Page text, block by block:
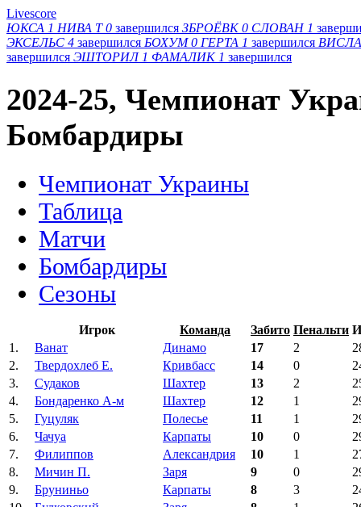
Livescore
ЮКСА 1 НИВА Т 0 завершился ЗБРОЁВК 0 СЛОВАН 1
ЭКСЕЛЬС 4 завершился БОХУМ 0 ГЕРТА 1 завершился
завершился ЭШТОРИЛ 1 ФАМАЛИК 1 завершился
2024-25, Чемпионат
Бомбардиры
Чемпионат Украины
Таблица
Матчи
Бомбардиры
Сезоны
Игрок Команда Забито Пенальти
1.
Ванат Динамо 17 2
2.
Твердохлеб Е. Кривбасс 14 0
3.
Судаков Шахтер 13 2
4.
Бондаренко А-м Шахтер 12 1
5.
Гуцуляк Полесье 11 1
6.
Чачуа Карпаты 10 0
7.
Филиппов Александрия 10 1
8.
Мичин П. Заря 9 0
9.
Бруниньо Карпаты 8 3